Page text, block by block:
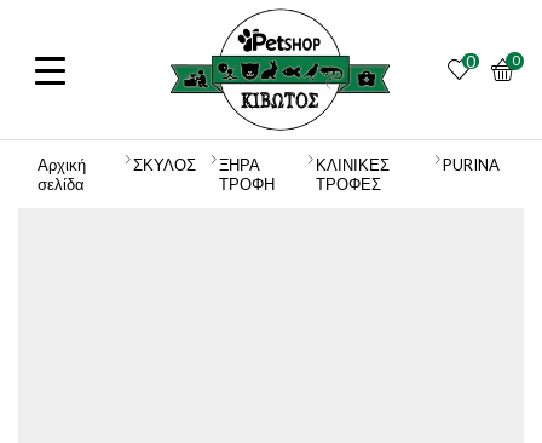
0 0
Αρχική
σελίδα
ΣΚΥΛΟΣ
ΞΗΡΑ
ΤΡΟΦΗ
ΚΛΙΝΙΚΕΣ
ΤΡΟΦΕΣ
PURINA